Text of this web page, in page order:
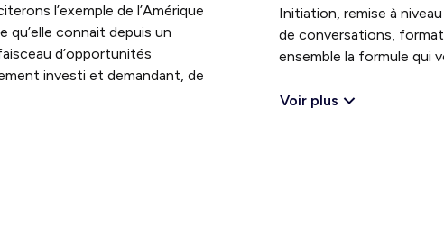
l’exemple de l’Amérique
qu’elle connait depuis un
d’opportunités
investi et demandant, de
Initiation, remise à
de conversations,
ensemble la formule qui
Voir plus